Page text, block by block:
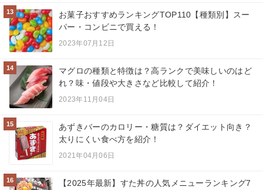
13
お菓子おすすめランキングTOP110【種類別】スー
パー・コンビニで買える！
2023年07月12日
14
マグロの種類と特徴は？高ランクで美味しいのはど
れ？味・値段や大きさなど比較して紹介！
2023年11月04日
15
あずきバーのカロリー・糖質は？ダイエット向き？
太りにくい食べ方を紹介！
2021年04月06日
16
【2025年最新】すた丼の人気メニューランキング7